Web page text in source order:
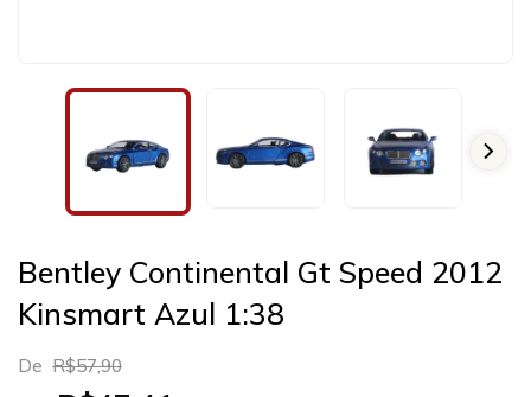
Bentley Continental Gt Speed 2012
Kinsmart Azul 1:38
De R$57,90